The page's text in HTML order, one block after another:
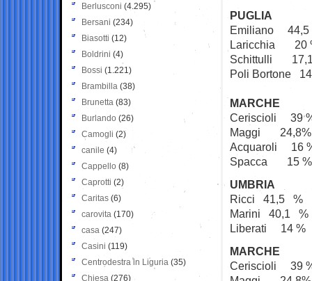
PUGLIA
Emiliano 44,5
Laricchia 20
Schittulli
Poli Bortone
MARCHE
Ceriscioli 39
Maggi 24,8%
Acquaroli 16
Spacca 15 %
UMBRIA
Ricci 41,5 %
Marini 40,1 %
Liberati 14 %
MARCHE
Ceriscioli 39
Berlusconi (4.295)
Bersani (234)
Biasotti (12)
Boldrini (4)
Bossi (1.221)
Brambilla (38)
Brunetta (83)
Burlando (26)
Camogli (2)
canile (4)
Cappello (8)
Caprotti (2)
Caritas (6)
carovita (170)
casa (247)
Casini (119)
Centrodestra in Liguria (35)
Chiesa (276)